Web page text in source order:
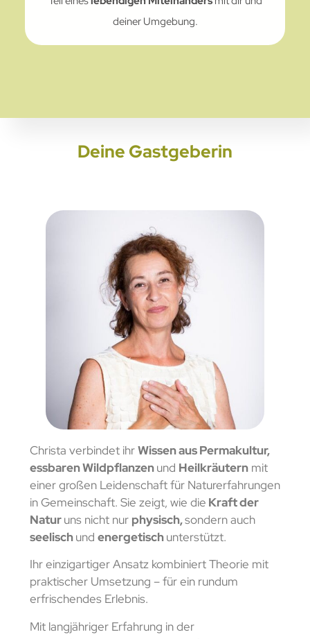
deiner Umgebung.
Deine Gastgeberin
Christa verbindet ihrWissen aus Permakultur,
essbaren Wildpflanzenund Heilkräuternmit
einer großen Leidenschaft für Naturerfahrungen
in Gemeinschaft. Sie zeigt, wie die Kraft der
Naturuns nicht nur physisch,sondern auch
seelischund energetischunterstützt.
Ihr einzigartiger Ansatz kombiniert Theorie mit
praktischer Umsetzung – für ein rundum
erfrischendes Erlebnis.
Mit langjähriger Erfahrung in der